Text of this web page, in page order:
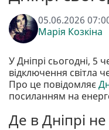
05.06.2026
Марія Козкіна
У Дніпрі сьогодні, 5
відключення світла
Про це повідомляє
посиланням на
Де в Дніпрі